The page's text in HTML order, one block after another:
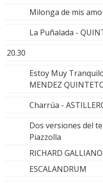
Milonga de mis
La Puñalada -
20.30
Estoy Muy
MENDEZ
Charrúa -
Dos versiones del
Piazzolla
RICHARD GALLIANO
ESCALANDRUM